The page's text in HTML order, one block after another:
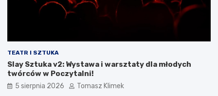
TEATR I SZTUKA
Slay Sztuka v2: Wystawa i warsztaty dla młodych
twórców w Poczytalni!
5 sierpnia 2026 Tomasz Klimek